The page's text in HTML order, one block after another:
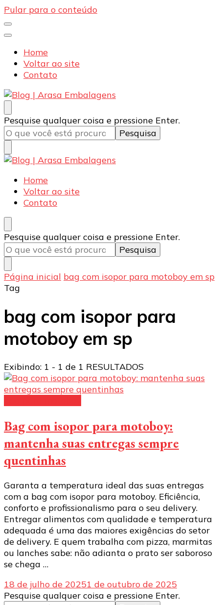
Pular para o conteúdo
Home
Voltar ao site
Contato
Blog | Arasa Embalagens
Confira conteúdos sobre embalagens para pizzas,
doces e salgados. Tudo para seu comércio com a
qualidade Arasa. Leia nossos conteúdos!
Procurando
algo?
Pesquise qualquer coisa e pressione Enter.
Blog | Arasa Embalagens
Confira conteúdos sobre embalagens para pizzas,
doces e salgados. Tudo para seu comércio com a
qualidade Arasa. Leia nossos conteúdos!
Home
Voltar ao site
Contato
Procurando
algo?
Pesquise qualquer coisa e pressione Enter.
Página inicial bag com isopor para motoboy em sp
Tag
bag com isopor para
motoboy em sp
Exibindo: 1 - 1 de 1 RESULTADOS
Bag com isopor para motoboy:
mantenha suas entregas sempre
quentinhas
Garanta a temperatura ideal das suas entregas
com a bag com isopor para motoboy. Eficiência,
conforto e profissionalismo para o seu delivery.
Entregar alimentos com qualidade e temperatura
adequada é uma das maiores exigências do setor
de delivery. E quem trabalha com pizza, marmitas
ou lanches sabe: não adianta o prato ser saboroso
se chega …
18 de julho de 20251 de outubro de 2025
Procurando
Pesquise qualquer coisa e pressione Enter.